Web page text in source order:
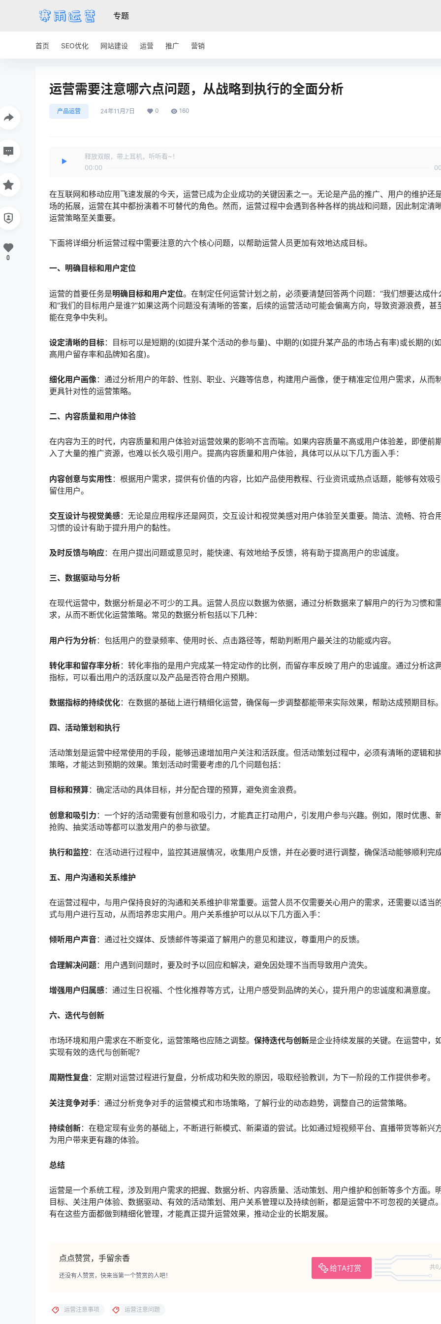
专题
首页 SEO优化 网站建设 运营 推广 营销
运营需要注意哪六点问题，从战略到执行的全面分析
产品运营 24年11月7日 0 160
释放双眼，带上耳机，听听看~！
00:00
在互联网和移动应用飞速发展的今天，运营已成为企业成功的关键因素之一。无论是产品的推广、用户的维护还
场的拓展，运营在其中都扮演着不可替代的角色。然而，运营过程中会遇到各种各样的挑战和问题，因此制定清
运营策略至关重要。
下面将详细分析运营过程中需要注意的六个核心问题，以帮助运营人员更加有效地达成目标。
一、明确目标和用户定位
运营的首要任务是明确目标和用户定位。在制定任何运营计划之前，必须要清楚回答两个问题：“我们想要达成什
和“我们的目标用户是谁?”如果这两个问题没有清晰的答案，后续的运营活动可能会偏离方向，导致资源浪费，甚
能在竞争中失利。
设定清晰的目标：目标可以是短期的(如提升某个活动的参与量)、中期的(如提升某产品的市场占有率)或长期的(
高用户留存率和品牌知名度)。
细化用户画像：通过分析用户的年龄、性别、职业、兴趣等信息，构建用户画像，便于精准定位用户需求，从而
更具针对性的运营策略。
二、内容质量和用户体验
在内容为王的时代，内容质量和用户体验对运营效果的影响不言而喻。如果内容质量不高或用户体验差，即便前
入了大量的推广资源，也难以长久吸引用户。提高内容质量和用户体验，具体可以从以下几方面入手：
内容创意与实用性 ：根据用户需求，提供有价值的内容，比如产品使用教程、行业资讯或热点话题，能够有效吸
留住用户。
交互设计与视觉美感：无论是应用程序还是网页，交互设计和视觉美感对用户体验至关重要。简洁、流畅、符合
习惯的设计有助于提升用户的黏性。
及时反馈与响应：在用户提出问题或意见时，能快速、有效地给予反馈，将有助于提高用户的忠诚度。
三、数据驱动与分析
在现代运营中，数据分析是必不可少的工具。运营人员应以数据为依据，通过分析数据来了解用户的行为习惯和
求，从而不断优化运营策略。常见的数据分析包括以下几种：
用户行为分析：包括用户的登录频率、使用时长、点击路径等，帮助判断用户最关注的功能或内容。
转化率和留存率分析：转化率指的是用户完成某一特定动作的比例，而留存率反映了用户的忠诚度。通过分析这
指标，可以看出用户的活跃度以及产品是否符合用户预期。
数据指标的持续优化：在数据的基础上进行精细化运营，确保每一步调整都能带来实际效果，帮助达成预期目标。
四、活动策划和执行
活动策划是运营中经常使用的手段，能够迅速增加用户关注和活跃度。但活动策划过程中，必须有清晰的逻辑和
策略，才能达到预期的效果。策划活动时需要考虑的几个问题包括：
目标和预算：确定活动的具体目标，并分配合理的预算，避免资金浪费。
创意和吸引力 ：一个好的活动需要有创意和吸引力，才能真正打动用户，引发用户参与兴趣。例如，限时优惠、
抢购、抽奖活动等都可以激发用户的参与欲望。
执行和监控：在活动进行过程中，监控其进展情况，收集用户反馈，并在必要时进行调整，确保活动能够顺利完成
五、用户沟通和关系维护
在运营过程中，与用户保持良好的沟通和关系维护非常重要。运营人员不仅需要关心用户的需求，还需要以适当
式与用户进行互动，从而培养忠实用户。用户关系维护可以从以下几方面入手：
倾听用户声音：通过社交媒体、反馈邮件等渠道了解用户的意见和建议，尊重用户的反馈。
合理解决问题：用户遇到问题时，要及时予以回应和解决，避免因处理不当而导致用户流失。
增强用户归属感：通过生日祝福、个性化推荐等方式，让用户感受到品牌的关心，提升用户的忠诚度和满意度。
六、迭代与创新
市场环境和用户需求在不断变化，运营策略也应随之调整。 保持迭代与创新是企业持续发展的关键。在运营中，
实现有效的迭代与创新呢?
周期性复盘：定期对运营过程进行复盘，分析成功和失败的原因，吸取经验教训，为下一阶段的工作提供参考。
关注竞争对手：通过分析竞争对手的运营模式和市场策略，了解行业的动态趋势，调整自己的运营策略。
持续创新：在稳定现有业务的基础上，不断进行新模式、新渠道的尝试。比如通过短视频平台、直播带货等新兴
为用户带来更有趣的体验。
总结
运营是一个系统工程，涉及到用户需求的把握、数据分析、内容质量、活动策划、用户维护和创新等多个方面。
目标、关注用户体验、数据驱动、有效的活动策划、用户关系管理以及持续创新，都是运营中不可忽视的关键点
有在这些方面都做到精细化管理，才能真正提升运营效果，推动企业的长期发展。
点点赞赏，手留余香
给TA打赏 共0
还没有人赞赏，快来当第一个赞赏的人吧！
0
运营注意事项 运营注意问题